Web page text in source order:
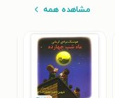
مشاهده همه